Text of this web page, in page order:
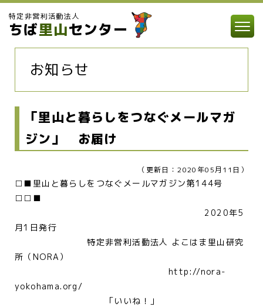
特定非営利活動法人
ちば里山センター
お知らせ
「里山と暮らしをつなぐメールマガ
ジン」 お届け
（更新日：2020年05月11日）
□■里山と暮らしをつなぐメールマガジン第144号
□□■
2020年5
月1日発行
特定非営利活動法人 よこはま里山研究
所（NORA）
http://nora-
yokohama.org/
「いいね！」